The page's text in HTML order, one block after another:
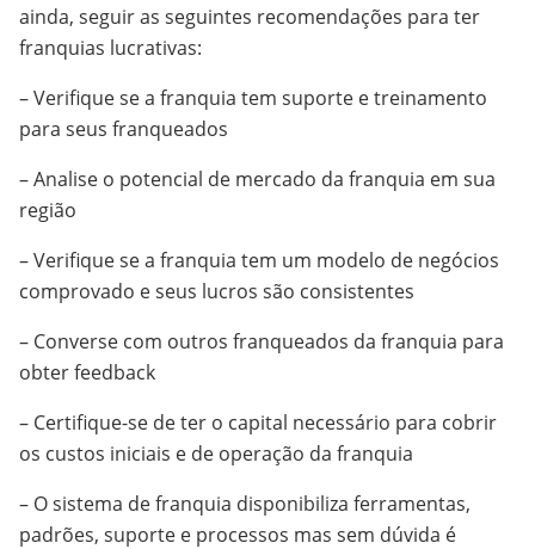
ainda, seguir as seguintes recomendações para ter
franquias lucrativas:
– Verifique se a franquia tem suporte e treinamento
para seus franqueados
– Analise o potencial de mercado da franquia em sua
região
– Verifique se a franquia tem um modelo de negócios
comprovado e seus lucros são consistentes
– Converse com outros franqueados da franquia para
obter feedback
– Certifique-se de ter o capital necessário para cobrir
os custos iniciais e de operação da franquia
– O sistema de franquia disponibiliza ferramentas,
padrões, suporte e processos mas sem dúvida é